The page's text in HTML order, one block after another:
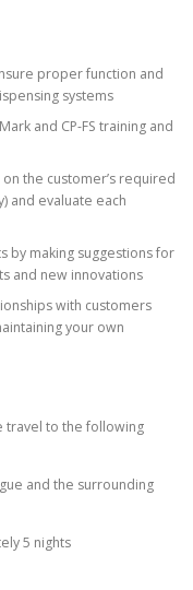
proper function and
systems
and CP-FS training and
the customer’s required
and evaluate each
by making suggestions for
and new innovations
with customers
your own
travel to the following
and the surrounding
5 nights